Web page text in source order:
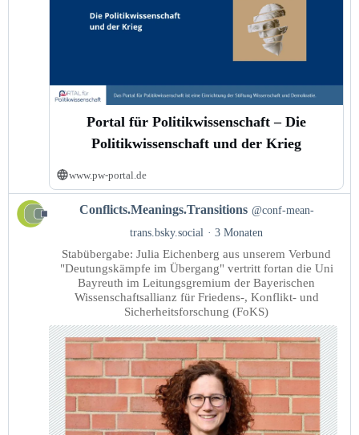
Portal für Politikwissenschaft – Die
Politikwissenschaft und der Krieg
www.pw-portal.de
Beitrag
von
Conflicts.Meanings.Transitions
Conflicts.Meanings.Transitions @conf-mean-
trans.bsky.social
3 Monaten
Stabübergabe: Julia Eichenberg aus unserem Verbund
"Deutungskämpfe im Übergang" vertritt fortan die Uni
Bayreuth im Leitungsgremium der Bayerischen
Wissenschaftsallianz für Friedens-, Konflikt- und
Sicherheitsforschung (FoKS)